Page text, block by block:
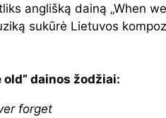
anglišką dainą „When
sukūrė Lietuvos
old” dainos žodžiai:
forget